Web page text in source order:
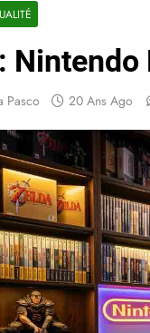
Pasco 20 Ans Ago